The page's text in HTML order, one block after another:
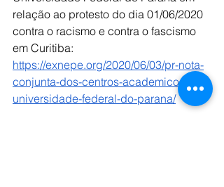
relação ao protesto do dia 01/06/2020
contra o racismo e contra o fascismo
em Curitiba:
https://exnepe.org/2020/06/03/pr-nota-
conjunta-dos-centros-academicos-da-
universidade-federal-do-parana/